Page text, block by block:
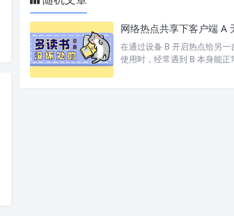
在通过设备 B 开启热点给另一
使用时，经常遇到 B 本身能正